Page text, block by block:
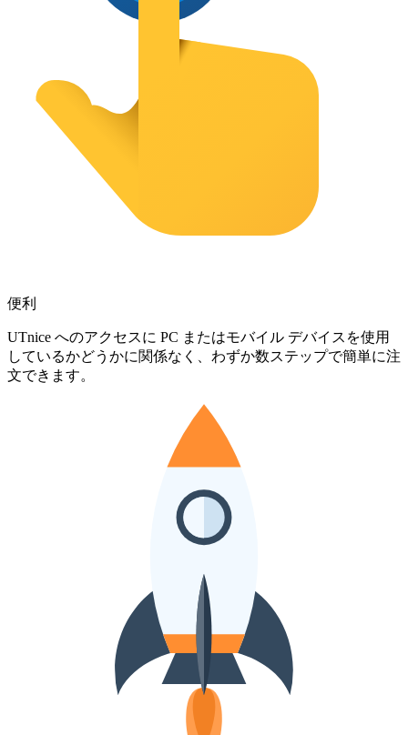
便利
UTnice へのアクセスに PC またはモバイル デバイスを使用
しているかどうかに関係なく、わずか数ステップで簡単に注
文できます。